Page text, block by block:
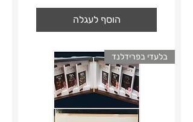
הוסף לעגלה
בלעדי בפרידלנד